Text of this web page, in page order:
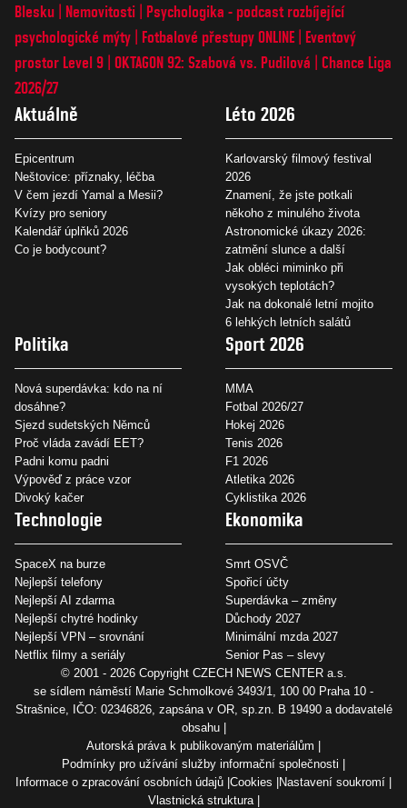
Blesku
Nemovitosti
Psychologika - podcast rozbíjející
psychologické mýty
Fotbalové přestupy ONLINE
Eventový
prostor Level 9 OKTAGON 92: Szabová vs. Pudilová
Chance Liga
2026/27
Aktuálně
Epicentrum
Neštovice: příznaky, léčba
V čem jezdí Yamal a Mesii?
Kvízy pro seniory
Kalendář úplňků 2026
Co je bodycount?
Léto 2026
Karlovarský filmový festival
2026
Znamení, že jste potkali
někoho z minulého života
Astronomické úkazy 2026:
zatmění slunce a další
Jak obléci miminko při
vysokých teplotách?
Jak na dokonalé letní mojito
6 lehkých letních salátů
Politika
Nová superdávka: kdo na ní
dosáhne?
Sjezd sudetských Němců
Proč vláda zavádí EET?
Padni komu padni
Výpověď z práce vzor
Divoký kačer
Sport 2026
MMA
Fotbal 2026/27
Hokej 2026
Tenis 2026
F1 2026
Atletika 2026
Cyklistika 2026
Technologie
SpaceX na burze
Nejlepší telefony
Nejlepší AI zdarma
Nejlepší chytré hodinky
Nejlepší VPN – srovnání
Netflix filmy a seriály
Ekonomika
Smrt OSVČ
Spořicí účty
Superdávka – změny
Důchody 2027
Minimální mzda 2027
Senior Pas – slevy
© 2001 - 2026 Copyright CZECH NEWS CENTER a.s.
se sídlem náměstí Marie Schmolkové 3493/1, 100 00 Praha 10 -
Strašnice, IČO: 02346826, zapsána v OR, sp.zn. B 19490 a dodavatelé
obsahu
Autorská práva k publikovaným materiálům
Podmínky pro užívání služby informační společnosti
Informace o zpracování osobních údajů Cookies Nastavení soukromí
Vlastnická struktura